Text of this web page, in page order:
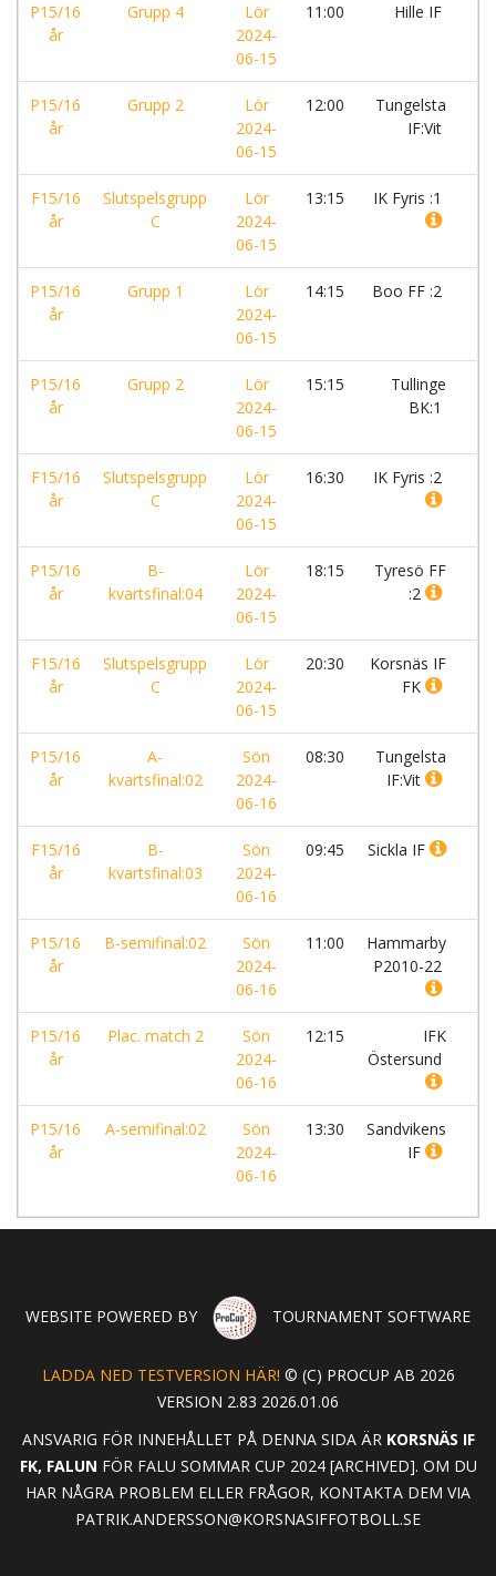
P15/16
år
Grupp 4
Lör
2024-
06-15
11:00 Hille IF
P15/16
år
Grupp 2
Lör
2024-
06-15
12:00
Tungelsta
IF:Vit
F15/16
år
Slutspelsgrupp
C
Lör
2024-
06-15
13:15 IK Fyris :1
P15/16
år
Grupp 1
Lör
2024-
06-15
14:15 Boo FF :2
P15/16
år
Grupp 2
Lör
2024-
06-15
15:15
Tullinge
BK:1
F15/16
år
Slutspelsgrupp
C
Lör
2024-
06-15
16:30 IK Fyris :2
P15/16
år
B-
kvartsfinal:04
Lör
2024-
06-15
18:15
Tyresö FF
:2
F15/16
år
Slutspelsgrupp
C
Lör
2024-
06-15
20:30
Korsnäs IF
FK
P15/16
år
A-
kvartsfinal:02
Sön
2024-
06-16
08:30
Tungelsta
IF:Vit
F15/16
år
B-
kvartsfinal:03
Sön
2024-
06-16
09:45 Sickla IF
P15/16
år
B-semifinal:02
Sön
2024-
06-16
11:00
Hammarby
P2010-22
P15/16
år
Plac. match 2
Sön
2024-
06-16
12:15
IFK
Östersund
P15/16
år
A-semifinal:02
Sön
2024-
06-16
13:30
Sandvikens
IF
WEBSITE POWERED BY TOURNAMENT SOFTWARE
LADDA NED TESTVERSION HÄR! © (C) PROCUP AB 2026
VERSION 2.83 2026.01.06
ANSVARIG FÖR INNEHÅLLET PÅ DENNA SIDA ÄR KORSNÄS IF
FK, FALUN FÖR FALU SOMMAR CUP 2024 [ARCHIVED]. OM DU
HAR NÅGRA PROBLEM ELLER FRÅGOR, KONTAKTA DEM VIA
PATRIK.ANDERSSON@KORSNASIFFOTBOLL.SE